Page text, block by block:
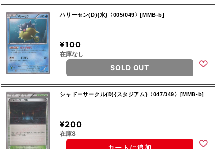
ハリーセン(D){水}〈005/049〉[MMB-b]
¥100
在庫なし
SOLD OUT
シャドーサークル(D){スタジアム}〈047/049〉[MMB-b]
¥200
在庫8
カートに追加